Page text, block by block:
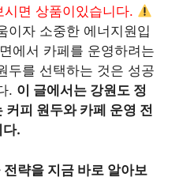
면 상품이있습니다.
이자 소중한 에너지원입
에서 카페를 운영하려는
두를 선택하는 것은 성공
. 이 글에서는 강원도 정
피 원두와 카페 운영 전
다.
략을 지금 바로 알아보